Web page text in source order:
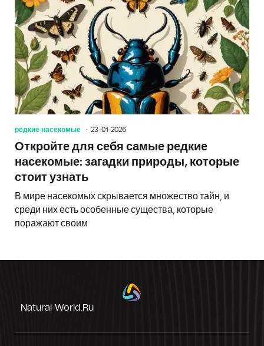
редкие насекомые 23-01-2026
Откройте для себя самые редкие
насекомые: загадки природы, которые
стоит узнать
В мире насекомых скрывается множество тайн, и
среди них есть особенные существа, которые
поражают своим
Natural-World.ru